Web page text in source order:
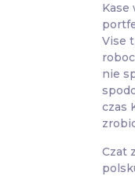
Kase
Vise
nie
czas
Czat